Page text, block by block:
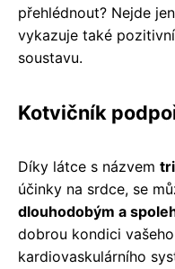
přehlédnout? Nejde
vykazuje také
soustavu.
Kotvičník
Díky látce s názvem
účinky na srdce, se
dlouhodobým a
dobrou kondici
kardiovaskulárního